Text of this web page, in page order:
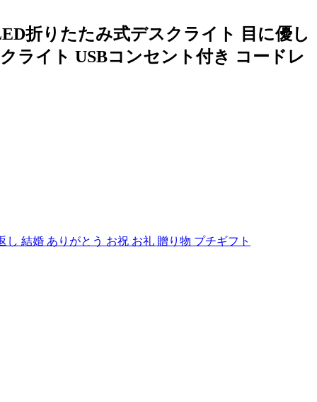
折りたたみ式デスクライト 目に優し
ライト USBコンセント付き コードレ
結婚 ありがとう お祝 お礼 贈り物 プチギフト